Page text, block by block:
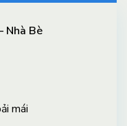
Nhà Bè
mái